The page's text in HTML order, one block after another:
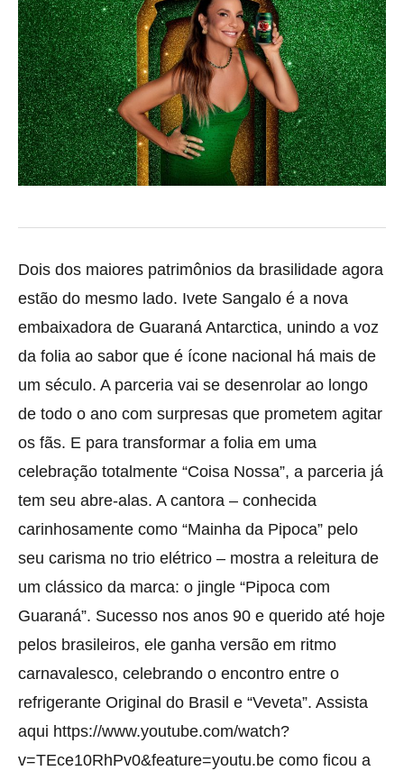
Dois dos maiores patrimônios da brasilidade agora
estão do mesmo lado. Ivete Sangalo é a nova
embaixadora de Guaraná Antarctica, unindo a voz
da folia ao sabor que é ícone nacional há mais de
um século. A parceria vai se desenrolar ao longo
de todo o ano com surpresas que prometem agitar
os fãs. E para transformar a folia em uma
celebração totalmente “Coisa Nossa”, a parceria já
tem seu abre-alas. A cantora – conhecida
carinhosamente como “Mainha da Pipoca” pelo
seu carisma no trio elétrico – mostra a releitura de
um clássico da marca: o jingle “Pipoca com
Guaraná”. Sucesso nos anos 90 e querido até hoje
pelos brasileiros, ele ganha versão em ritmo
carnavalesco, celebrando o encontro entre o
refrigerante Original do Brasil e “Veveta”. Assista
aqui https://www.youtube.com/watch?
v=TEce10RhPv0&feature=youtu.be como ficou a